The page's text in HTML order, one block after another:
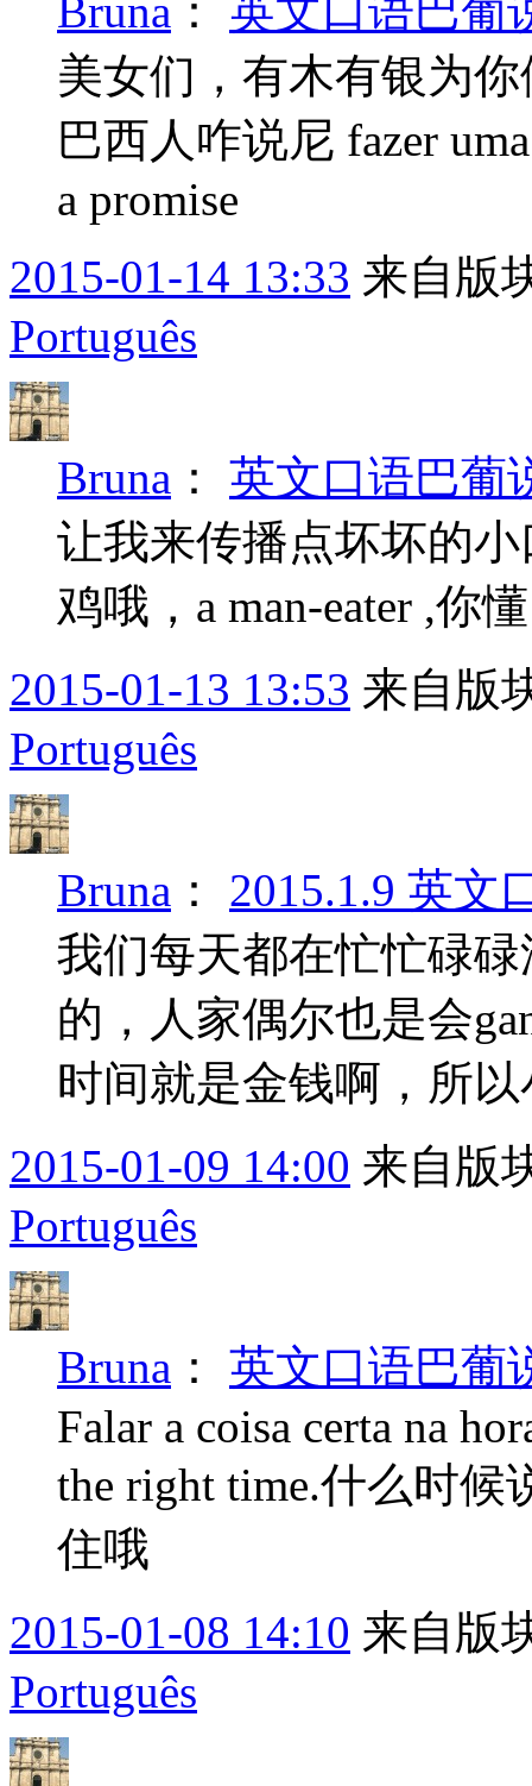
Bruna ： 英文口语巴葡
美女们，有木有银为
巴西人咋说尼 fazer
a promise
2015-01-14 13:33 来自版
Português
Bruna ： 英文口语巴葡
让我来传播点坏坏的
鸡哦，a man-eater ,你
2015-01-13 13:53 来自版
Português
Bruna ： 2015.1.9 英文
我们每天都在忙忙碌
的，人家偶尔也是会
时间就是金钱啊，所
2015-01-09 14:00 来自版
Português
Bruna ： 英文口语巴葡
Falar a coisa certa na
the right time.什么时
住哦
2015-01-08 14:10 来自版
Português